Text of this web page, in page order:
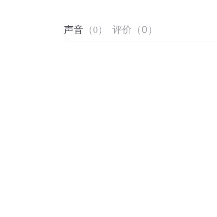
声音 （0） 评价 （0 ）